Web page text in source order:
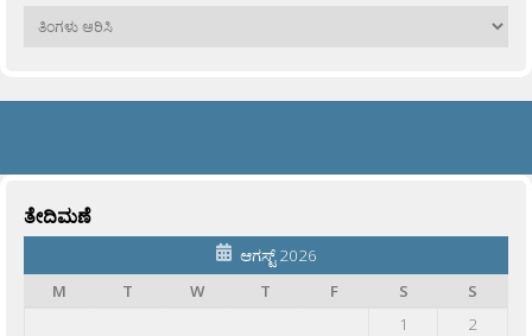
ಹಳೆಯವು
ತೇದಿಮಣೆ
ಆಗಸ್ಟ್ 2026
M
T W T F S
S
1
2